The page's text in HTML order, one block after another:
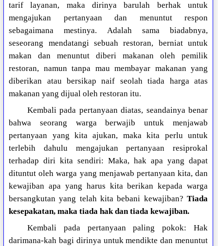
tarif layanan, maka dirinya barulah berhak untuk
mengajukan pertanyaan dan menuntut respon
sebagaimana mestinya. Adalah sama biadabnya,
seseorang mendatangi sebuah restoran, berniat untuk
makan dan menuntut diberi makanan oleh pemilik
restoran, namun tanpa mau membayar makanan yang
diberikan atau bersikap naif seolah tiada harga atas
makanan yang dijual oleh restoran itu.
Kembali pada pertanyaan diatas, seandainya benar
bahwa seorang warga berwajib untuk menjawab
pertanyaan yang kita ajukan, maka kita perlu untuk
terlebih dahulu mengajukan pertanyaan resiprokal
terhadap diri kita sendiri: Maka, hak apa yang dapat
dituntut oleh warga yang menjawab pertanyaan kita, dan
kewajiban apa yang harus kita berikan kepada warga
bersangkutan yang telah kita bebani kewajiban? Tiada
kesepakatan, maka tiada hak dan tiada kewajiban.
Kembali pada pertanyaan paling pokok: Hak
darimana-kah bagi dirinya untuk mendikte dan menuntut